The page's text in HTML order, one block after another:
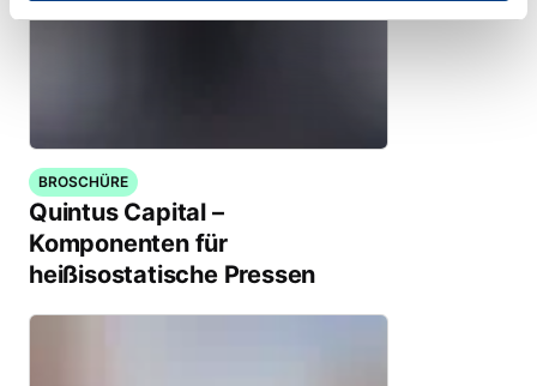
BROSCHÜRE
Quintus Capital –
Komponenten für
heißisostatische Pressen